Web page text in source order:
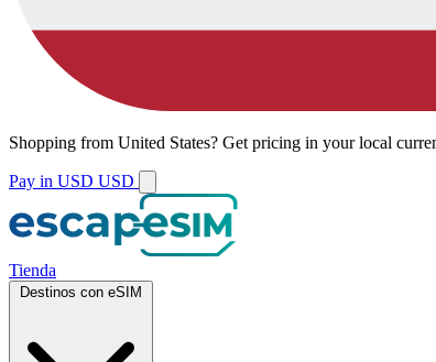
Shopping from United States? Get pricing in your local
Pay in USD USD
Tienda
Destinos con eSIM